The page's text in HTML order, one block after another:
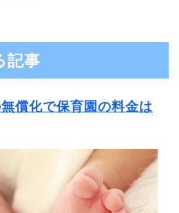
記事
償化で保育園の料金は